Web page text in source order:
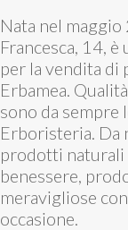
Nata nel
Francesca, 14,
per la vendita
Erbamea.
sono da sempre
Erboristeria. Da
prodotti naturali
benessere,
meravigliose
occasione.